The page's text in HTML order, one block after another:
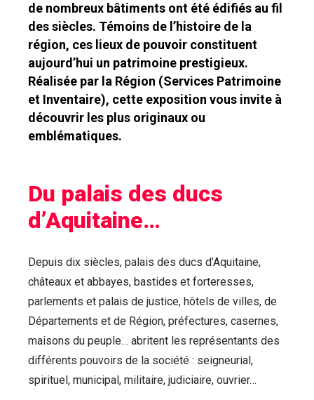
de nombreux bâtiments ont été édifiés au fil
des siècles. Témoins de l’histoire de la
région, ces lieux de pouvoir constituent
aujourd’hui un patrimoine prestigieux.
Réalisée par la Région (Services Patrimoine
et Inventaire), cette exposition vous invite à
découvrir les plus originaux ou
emblématiques.
Du palais des ducs
d’Aquitaine…
Depuis dix siècles, palais des ducs d’Aquitaine,
châteaux et abbayes, bastides et forteresses,
parlements et palais de justice, hôtels de villes, de
Départements et de Région, préfectures, casernes,
maisons du peuple… abritent les représentants des
différents pouvoirs de la société : seigneurial,
spirituel, municipal, militaire, judiciaire, ouvrier…